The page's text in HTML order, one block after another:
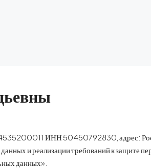
ИНН 50450792830, адрес:
и реализации требований к защите
данных».